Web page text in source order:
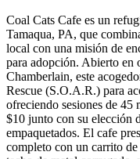
Coal Cats Cafe es un
Tamaqua, PA, que
local con una misión de
para adopción. Abierto
Chamberlain, este
Rescue (S.O.A.R.) para
ofreciendo sesiones de
$10 junto con su elección
empaquetados. El cafe
completo con un carrito